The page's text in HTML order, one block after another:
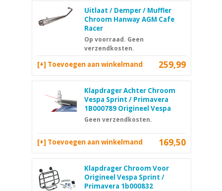
Uitlaat / Demper / Muffler
Chroom Hanway AGM Cafe
Racer
Op voorraad. Geen
verzendkosten.
259,99
[+] Toevoegen aan winkelmand
Klapdrager Achter Chroom
Vespa Sprint / Primavera
1B000789 Origineel Vespa
Geen verzendkosten.
169,50
[+] Toevoegen aan winkelmand
Klapdrager Chroom Voor
Origineel Vespa Sprint /
Primavera 1b000832